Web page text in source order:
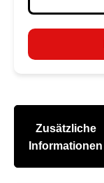
Zusätzliche
Informationen